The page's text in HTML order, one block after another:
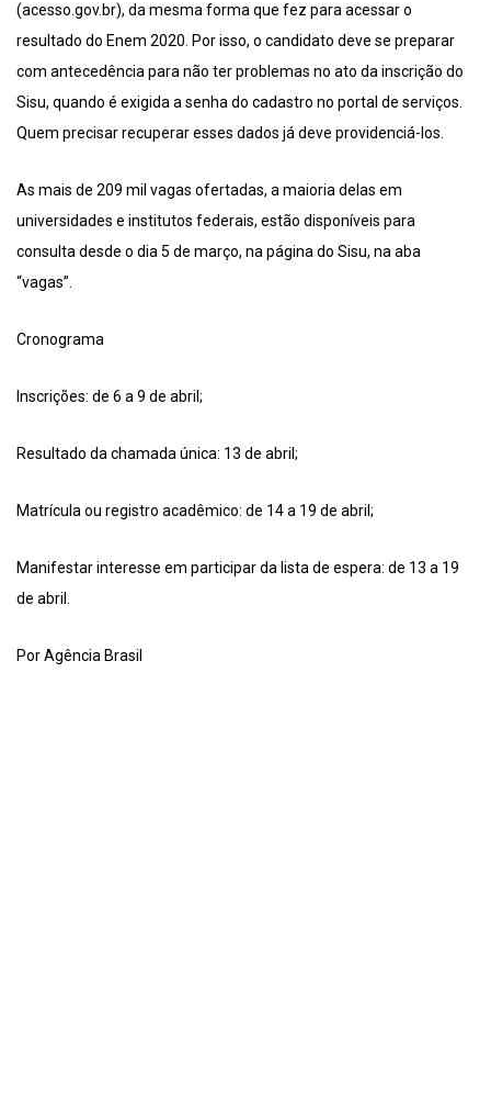
(acesso.gov.br), da mesma forma que fez para acessar o
resultado do Enem 2020. Por isso, o candidato deve se preparar
com antecedência para não ter problemas no ato da inscrição do
Sisu, quando é exigida a senha do cadastro no portal de serviços.
Quem precisar recuperar esses dados já deve providenciá-los.
As mais de 209 mil vagas ofertadas, a maioria delas em
universidades e institutos federais, estão disponíveis para
consulta desde o dia 5 de março, na página do Sisu, na aba
“vagas”.
Cronograma
Inscrições: de 6 a 9 de abril;
Resultado da chamada única: 13 de abril;
Matrícula ou registro acadêmico: de 14 a 19 de abril;
Manifestar interesse em participar da lista de espera: de 13 a 19
de abril.
Por Agência Brasil